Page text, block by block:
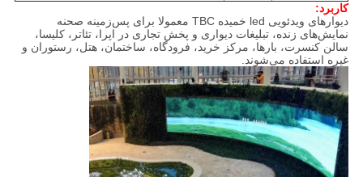
کاربرد:
دیوارهای ویدئویی led خمیده TBC معمولا برای پس‌زمینه صحنه
نمایش‌های زنده، تبلیغات دیواری و پخش تجاری در اپرا، تئاتر، کلیسا،
سالن کنسرت، بارها، مرکز خرید، فرودگاه، ساختمان، هتل، رستوران و
غیره استفاده می‌شوند.